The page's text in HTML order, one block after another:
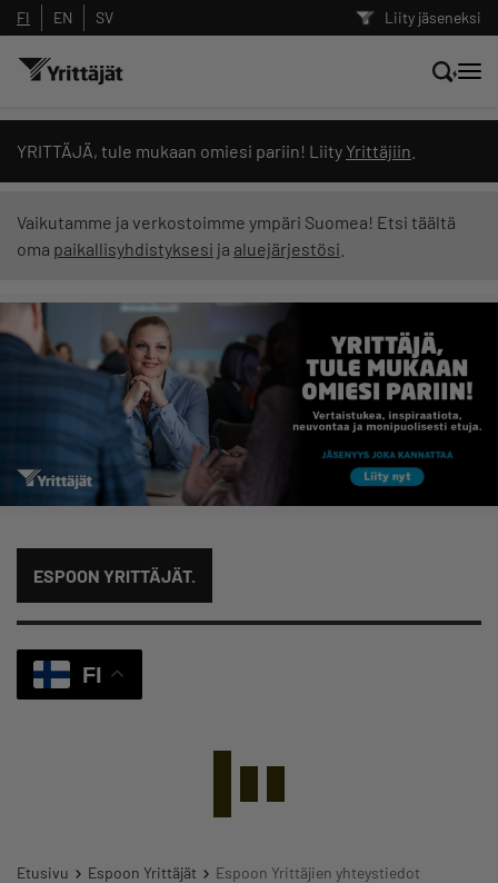
Liity jäseneksi
FI EN SV
YRITTÄJÄ, tule mukaan omiesi pariin! Liity Yrittäjiin
Vaikutamme ja verkostoimme ympäri Suomea! Etsi täältä
oma paikallisyhdistyksesi ja aluejärjestösi
ESPOON YRITTÄJÄT.
FI
Etusivu Espoon Yrittäjät Espoon Yrittäjien yhteystiedot
Hae sivustolta tai kysy suoraan
Yrittäjien tekoälyltä
Suodata hakutuloksia: näytä kaikki sisältö